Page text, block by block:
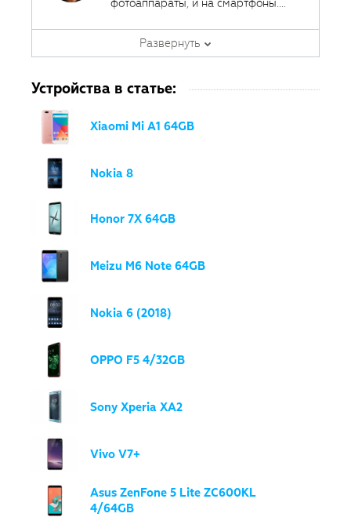
фотоаппараты, и на смартфоны.
которая всегда с собой.
Автор курсов и эксперт
Fotoshkola.net
Развернуть
Устройства в статье:
Xiaomi Mi A1 64GB
Nokia 8
Honor 7X 64GB
Meizu M6 Note 64GB
Nokia 6 (2018)
OPPO F5 4/32GB
Sony Xperia XA2
Vivo V7+
Asus ZenFone 5 Lite ZC600KL
4/64GB